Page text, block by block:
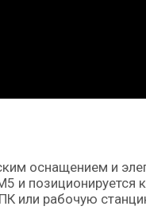
оснащением и
и позиционируется
или рабочую